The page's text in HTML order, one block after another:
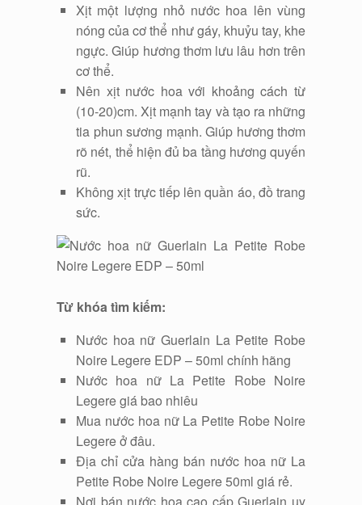
Xịt một lượng nhỏ nước hoa lên vùng
nóng của cơ thể như gáy, khuỷu tay, khe
ngực. Giúp hương thơm lưu lâu hơn trên
cơ thể.
Nên xịt nước hoa với khoảng cách từ
(10-20)cm. Xịt mạnh tay và tạo ra những
tia phun sương mạnh. Giúp hương thơm
rõ nét, thể hiện đủ ba tầng hương quyến
rũ.
Không xịt trực tiếp lên quần áo, đồ trang
sức.
Từ khóa tìm kiếm:
Nước hoa nữ Guerlain La Petite Robe
Noire Legere EDP – 50ml chính hãng
Nước hoa nữ La Petite Robe Noire
Legere giá bao nhiêu
Mua nước hoa nữ La Petite Robe Noire
Legere ở đâu.
Địa chỉ cửa hàng bán nước hoa nữ La
Petite Robe Noire Legere 50ml giá rẻ.